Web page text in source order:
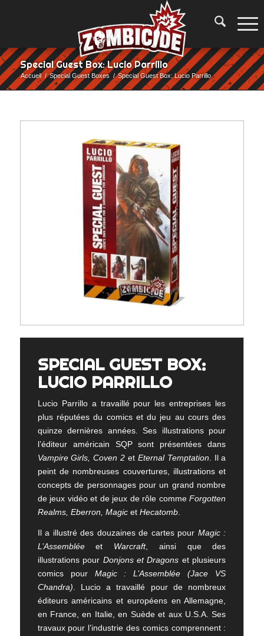
Special Guest Box: Lucio Parrillo
Accueil / Special Guest Boxes / Special Guest Box: Lucio Parrillo
SPECIAL GUEST BOX:
LUCIO PARRILLO
Lucio Parrillo a travaillé pour les entreprises les
plus réputées du comics et du jeu au cours des
quinze dernières années. Ses illustrations pour
l’éditeur américain SQP sont présentées dans
Vampire Girls, Coven 2 et Eternal Temptation . Il a
peint de nombreuses couvertures, illustrations et
concepts de personnages pour un grand nombre
de jeux vidéo et de jeux de rôle commeForgotten
Realms, Eberron, Magicet Hecatomb.
Il a illustré des douzaines de cartes pour Magic :
L’Assembléeet Warcraft, ainsi que des
illustrations pour Donjons et Dragons et plusieurs
comics pour Magic : L’Assemblée (Jace VS
Chandra) . Lucio a travaillé pour de nombreux
éditeurs américains et européens en Allemagne,
en France, en Italie, en Suède et aux U.S.A. Ses
travaux pour l’industrie des comics comprennent :